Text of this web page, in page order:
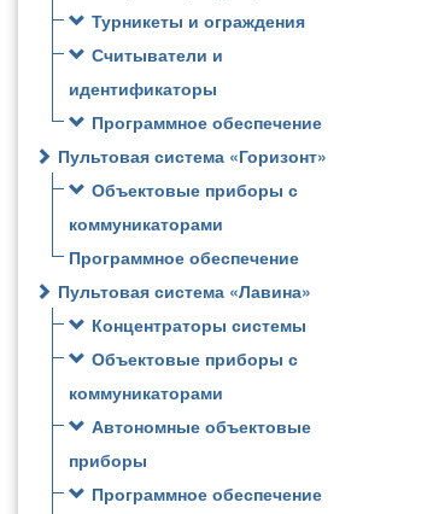
Турникеты и ограждения
Считыватели и
идентификаторы
Программное обеспечение
Пультовая система «Горизонт»
Объектовые приборы с
коммуникаторами
Программное обеспечение
Пультовая система «Лавина»
Концентраторы системы
Объектовые приборы с
коммуникаторами
Автономные объектовые
приборы
Программное обеспечение